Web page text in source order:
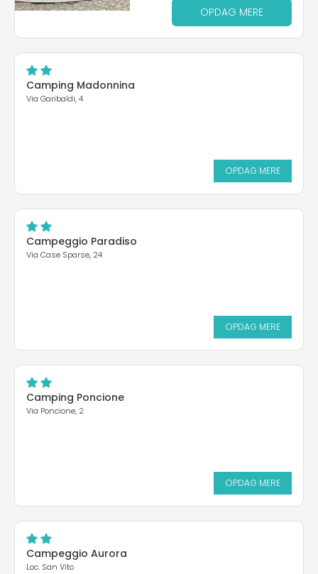
OPDAG MERE
Camping Madonnina
Via Garibaldi, 4
OPDAG MERE
Campeggio Paradiso
Via Case Sparse, 24
OPDAG MERE
Camping Poncione
Via Poncione, 2
OPDAG MERE
Campeggio Aurora
Loc. San Vito